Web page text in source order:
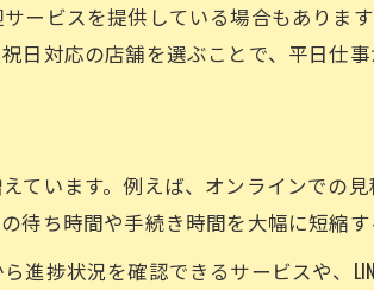
ムーズな車検のための書類準備術
れやすい車検書類チェックリスト
ルフ点検で車検費用を賢く節約する
検前の自己点検で出費を抑えるコツ
単セルフ点検で車検通過率アップ
ービスを提供している場合もありま
対応の店舗を選ぶことで、平日仕
ています。例えば、オンラインでの
ち時間や手続き時間を大幅に短縮す
進捗状況を確認できるサービスや、